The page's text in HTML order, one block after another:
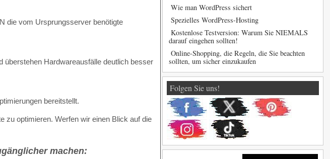
die vom Ursprungsserver benötigte
überstehen Hardwareausfälle deutlich besser
bereitstellt.
zu optimieren. Werfen wir einen Blick auf die
machen:
Wie man WordPress sichert
Spezielles WordPress-Hosting
Kostenlose Testversion: Warum Sie NIEMALS
darauf eingehen sollten!
Online-Shopping, die Regeln, die Sie beachten
sollten, um sicher einzukaufen
Folgen Sie uns!